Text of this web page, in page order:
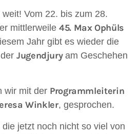
Vom 22. bis zum 28.
mittlerweile 45. Max Ophüls
Jahr gibt es wieder die
Jugendjuryam Geschehen
wir mit der Programmleiterin
Winkler, gesprochen.
jetzt noch nicht so viel von